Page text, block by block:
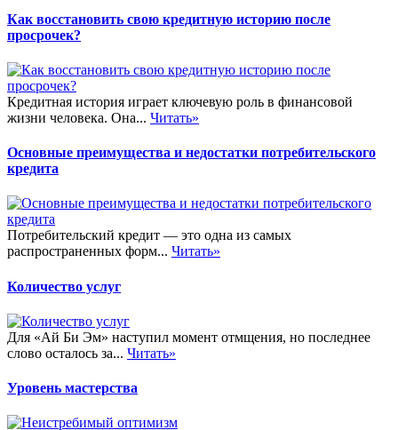
Как восстановить свою кредитную историю после
просрочек?
Кредитная история играет ключевую роль в финансовой
жизни человека. Она... Читать»
Основные преимущества и недостатки потребительского
кредита
Потребительский кредит — это одна из самых
распространенных форм... Читать»
Количество услуг
Для «Ай Би Эм» наступил момент отмщения, но последнее
слово осталось за... Читать»
Уровень мастерства